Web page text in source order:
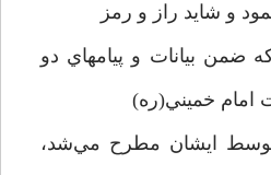
و شايد راز و رمز
ضمن بيانات و پيامهاي دو
امام خميني(ره)
ايشان مطرح مي‌شد،